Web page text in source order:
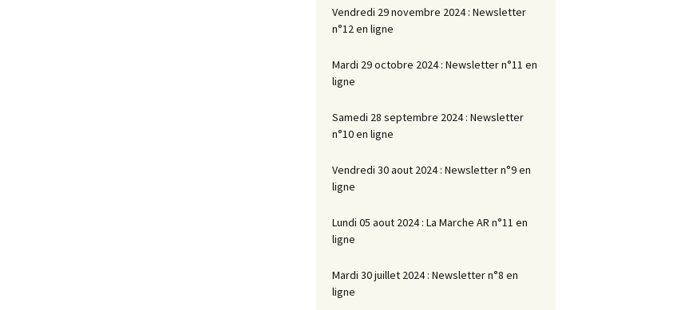
Vendredi 29 novembre 2024 : Newsletter
n°12 en ligne
Mardi 29 octobre 2024 : Newsletter n°11 en
ligne
Samedi 28 septembre 2024 : Newsletter
n°10 en ligne
Vendredi 30 aout 2024 : Newsletter n°9 en
ligne
Lundi 05 aout 2024 : La Marche AR n°11 en
ligne
Mardi 30 juillet 2024 : Newsletter n°8 en
ligne